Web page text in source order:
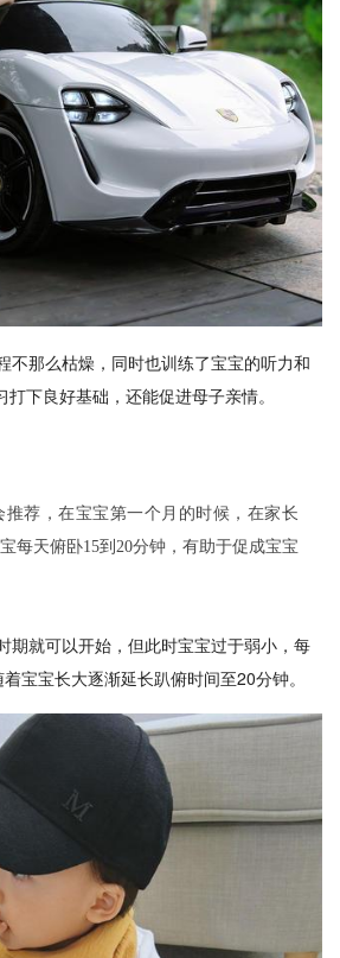
不那么枯燥，同时也训练了宝宝的听力和
下良好基础，还能促进母子亲情。
推荐，在宝宝第一个月的时候，在家长
每天俯卧15到20分钟，有助于促成宝宝
期就可以开始，但此时宝宝过于弱小，每
宝宝长大逐渐延长趴俯时间至20分钟。